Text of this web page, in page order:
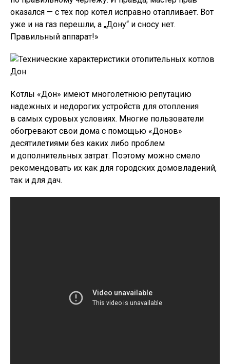
оказался — с тех пор котел исправно отапливает. Вот
уже и на газ перешли, а „Дону“ и сносу нет.
Правильный аппарат!»
Котлы «Дон» имеют многолетнюю репутацию
надежных и недорогих устройств для отопления
в самых суровых условиях. Многие пользователи
обогревают свои дома с помощью «Донов»
десятилетиями без каких либо проблем
и дополнительных затрат. Поэтому можно смело
рекомендовать их как для городских домовладений,
так и для дач.